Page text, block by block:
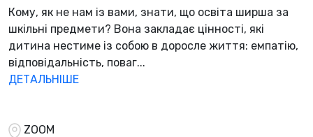
Кому, як не нам із вами, знати, що освіта ширша за
шкільні предмети? Вона закладає цінності, які
дитина нестиме із собою в доросле життя: емпатію,
відповідальність, поваг...
ДЕТАЛЬНІШЕ
ZOOM